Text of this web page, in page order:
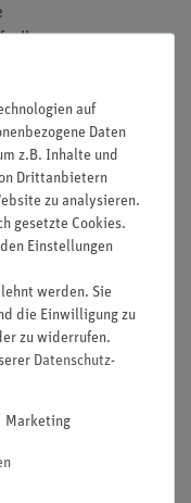
Brennstoffzelle
Ohm Pro
Pro
EMobility
fach Pro
1 Ohm
10 Ohm
1xAAA Pro
auf
Daten
z.B. Inhalte und
Drittanbietern
zu analysieren.
gesetzte Cookies.
Einstellungen
werden. Sie
die Einwilligung zu
zu widerrufen.
Daten­schutz­
Marketing